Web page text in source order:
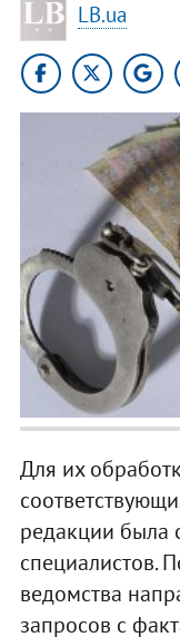
LB.ua
Для их
редакции была
специалистов.
ведомства
запросов с